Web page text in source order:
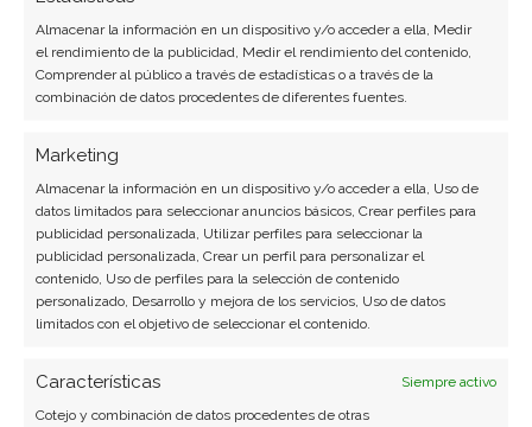
Almacenar la información en un dispositivo y/o acceder a ella, Medir
el rendimiento de la publicidad, Medir el rendimiento del contenido,
Comprender al público a través de estadísticas o a través de la
combinación de datos procedentes de diferentes fuentes.
Marketing
Almacenar la información en un dispositivo y/o acceder a ella, Uso de
datos limitados para seleccionar anuncios básicos, Crear perfiles para
publicidad personalizada, Utilizar perfiles para seleccionar la
publicidad personalizada, Crear un perfil para personalizar el
contenido, Uso de perfiles para la selección de contenido
personalizado, Desarrollo y mejora de los servicios, Uso de datos
limitados con el objetivo de seleccionar el contenido.
Características
Siempre activo
Cotejo y combinación de datos procedentes de otras
Carmen Ruiz López
Periodista especializada en tecnología y
transformación digital con más de 8 años de
experiencia. Experta en inteligencia artificial,
ciberseguridad y startups tecnológicas.